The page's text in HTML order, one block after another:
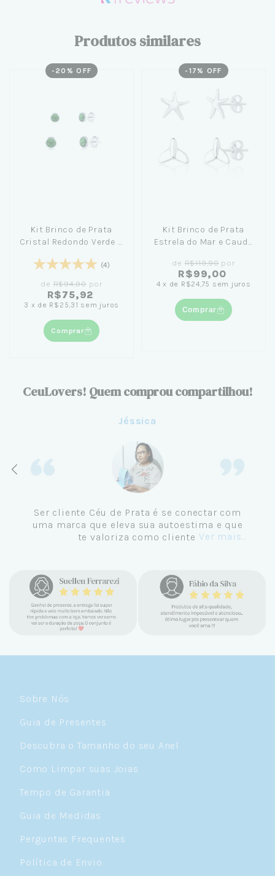
Produtos similares
- 20 % OFF
Kit Brinco de Prata
Cristal Redondo Verde 3
(4)
deR$94,90por
R$75,92
3 x de R$25,31 sem juros
Comprar
- 17 % OFF
Kit Brinco de Prata
Estrela do Mar e Cauda
de R$119,90por
R$99,00
4 x de R$24,75 sem juros
Comprar
CeuLovers! Quem comprou compartilhou!
Jéssica
Ser cliente Céu de Prata é se conectar com
uma marca que eleva sua autoestima e que
te valoriza como cliente. Ver mais...
Sobre Nós
Guia de Presentes
Descubra o Tamanho do seu Anel
Como Limpar suas Joias
Tempo de Garantia
Guia de Medidas
Perguntas Frequentes
Política de Envio